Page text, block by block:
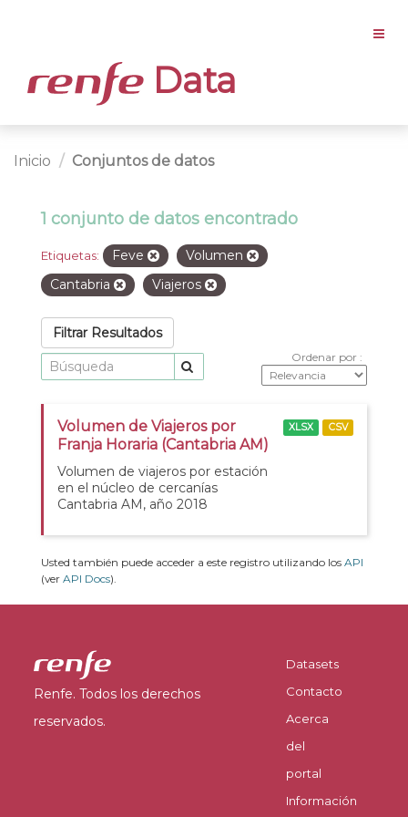
Data
Inicio Conjuntos de datos
1 conjunto de datos encontrado
Etiquetas: Feve
Volumen
Cantabria
Viajeros
Filtrar Resultados
Ordenar por
Volumen de Viajeros por
Franja Horaria (Cantabria AM)
Volumen de viajeros por estación
en el núcleo de cercanías
Cantabria AM, año 2018
XLSX CSV
Usted también puede acceder a este registro utilizando los API
(ver API Docs).
Renfe. Todos los derechos
reservados.
Datasets
Contacto
Acerca
del
portal
Información